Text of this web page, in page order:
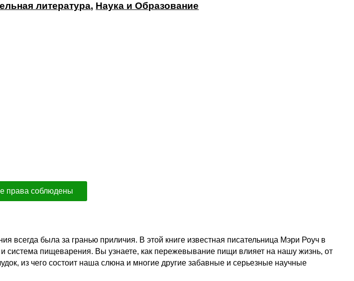
литература, Наука и Образование
права соблюдены
всегда была за гранью приличия. В этой книге известная писательница Мэри Роуч в
система пищеварения. Вы узнаете, как пережевывание пищи влияет на нашу жизнь, от
из чего состоит наша слюна и многие другие забавные и серьезные научные